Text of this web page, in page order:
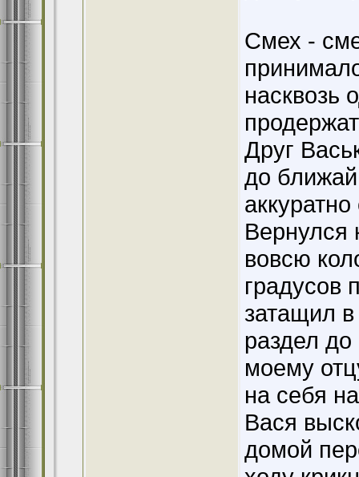
Смех -
насквозь
Друг
до
Вернулся
вовсю
градусов
затащил
раздел
моему
на себя
Вася
домой